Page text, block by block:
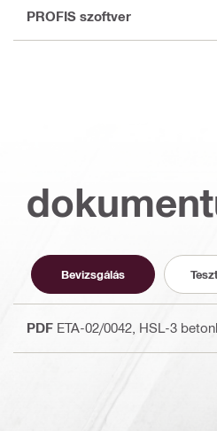
PROFIS szoftver
Bevizsgálás
PDF ETA-02/0042, HSL-3